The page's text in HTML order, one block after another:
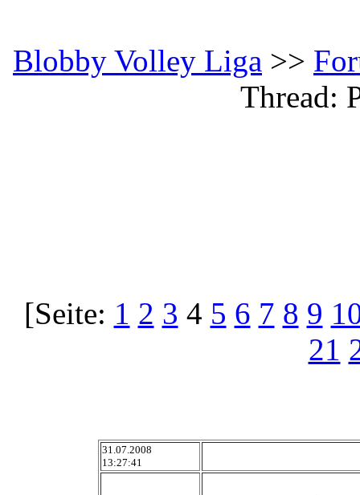
Blobby Volley Liga >>
Thread:
[Seite: 1 2 3 4 5 6 7 8 9
21
31.07.2008
13:27:41